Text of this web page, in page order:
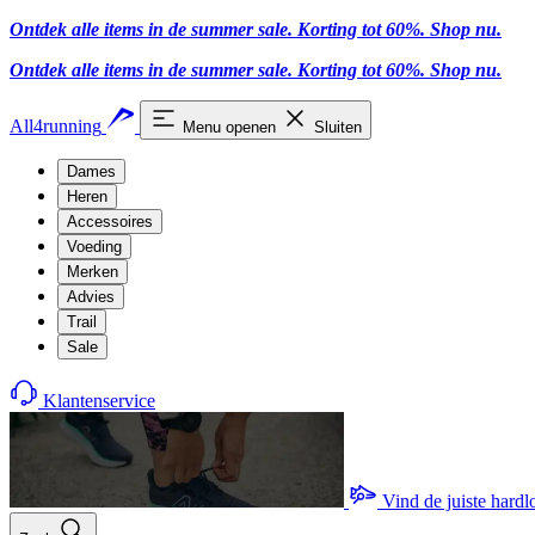
Ontdek alle items in de summer sale. Korting tot 60%. Shop nu.
Ontdek alle items in de summer sale. Korting tot 60%. Shop nu.
All4running Menu openen Sluiten
Dames
Heren
Accessoires
Voeding
Merken
Advies
Trail
Sale
Klantenservice
Vind de juiste